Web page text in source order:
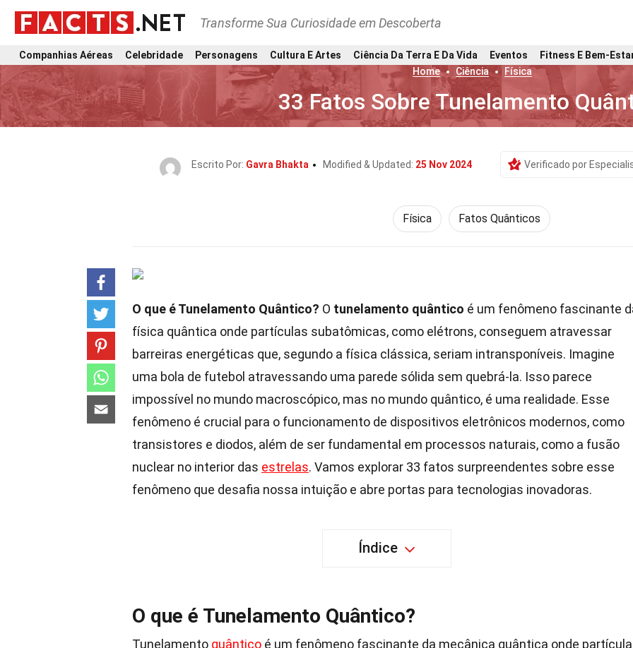
Transforme Sua Curiosidade em Descoberta
Companhias Aéreas Celebridade Personagens Cultura E Artes Ciência Da Terra E Da Vida Eventos
Fitness E Bem-
Home
Ciência Física
33 Fatos Sobre Tunelamento
Escrito Por: Gavra Bhakta Modified & Updated: 25 Nov 2024 Verificado por
Física Fatos Quânticos
O que é Tunelamento Quântico? O tunelamento quântico é um fenômeno fascinante
física quântica onde partículas subatômicas, como elétrons, conseguem atravessar
barreiras energéticas que, segundo a física clássica, seriam intransponíveis. Imagine
uma bola de futebol atravessando uma parede sólida sem quebrá-la. Isso parece
impossível no mundo macroscópico, mas no mundo quântico, é uma realidade. Esse
fenômeno é crucial para o funcionamento de dispositivos eletrônicos modernos, como
transistores e diodos, além de ser fundamental em processos naturais, como a fusão
nuclear no interior das estrelas. Vamos explorar 33 fatos surpreendentes sobre esse
fenômeno que desafia nossa intuição e abre portas para tecnologias inovadoras.
Índice
O que é Tunelamento Quântico?
Tunelamento quântico é um fenômeno fascinante da mecânica quântica onde